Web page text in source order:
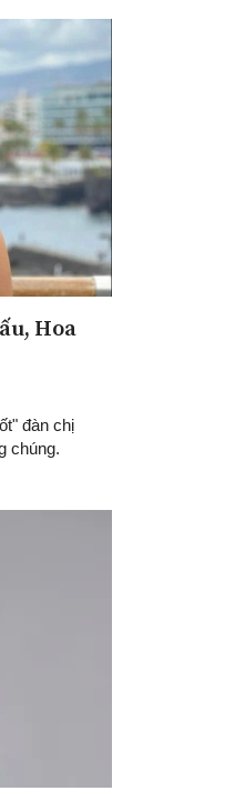
ký tin tức mới
Hoa
đàn chị
chúng.